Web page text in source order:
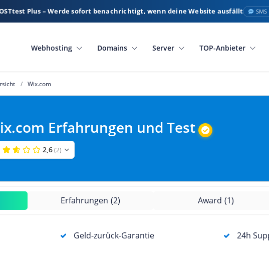
Plus – Werde sofort benachrichtigt, wenn deine Website ausfällt SMS
Webhosting Domains Server TOP-Anbieter
Wix.com
Erfahrungen und Test
2,6 (2)
Erfahrungen (2) Award (1)
Geld-zurück-Garantie 24h